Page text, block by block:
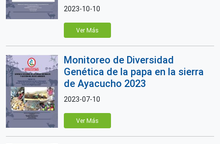
2023-10-10
Ver Más
Monitoreo de Diversidad
Genética de la papa en la sierra
de Ayacucho 2023
2023-07-10
Ver Más